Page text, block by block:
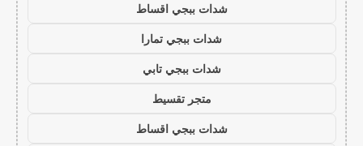
شدات ببجي اقساط
شدات ببجي تمارا
شدات ببجي تابي
متجر تقسيط
شدات ببجي اقساط